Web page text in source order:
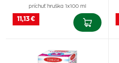
príchuť hruška 1x100 ml
11,13 €